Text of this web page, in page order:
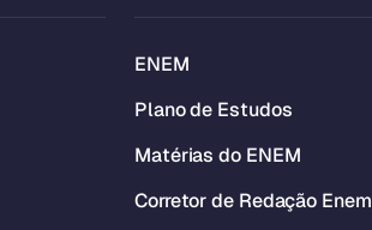
ENEM
Plano de Estudos
Matérias do ENEM
Corretor de Redação Enem